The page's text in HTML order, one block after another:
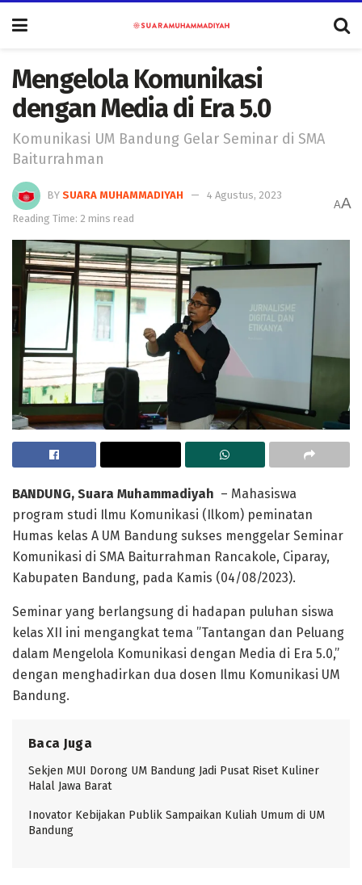
Mengelola Komunikasi
dengan Media di Era 5.0
Komunikasi UM Bandung Gelar Seminar di SMA
Baiturrahman
BY SUARA MUHAMMADIYAH
4 Agustus, 2023
Reading Time: 2 mins read
AA
BANDUNG, Suara Muhammadiyah – Mahasiswa
program studi Ilmu Komunikasi (Ilkom) peminatan
Humas kelas A UM Bandung sukses menggelar Seminar
Komunikasi di SMA Baiturrahman Rancakole, Ciparay,
Kabupaten Bandung, pada Kamis (04/08/2023).
Seminar yang berlangsung di hadapan puluhan siswa
kelas XII ini mengangkat tema ”Tantangan dan Peluang
dalam Mengelola Komunikasi dengan Media di Era 5.0,”
dengan menghadirkan dua dosen Ilmu Komunikasi UM
Bandung.
Baca Juga
Sekjen MUI Dorong UM Bandung Jadi Pusat Riset Kuliner
Halal Jawa Barat
Inovator Kebijakan Publik Sampaikan Kuliah Umum di UM
Bandung